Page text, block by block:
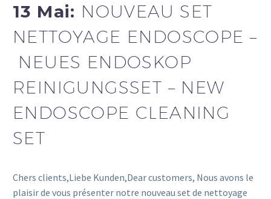
13 Mai: NOUVEAU SET
NETTOYAGE ENDOSCOPE –
NEUES ENDOSKOP
REINIGUNGSSET – NEW
ENDOSCOPE CLEANING
SET
Chers clients,Liebe Kunden,Dear customers, Nous avons le
plaisir de vous présenter notre nouveau set de nettoyage